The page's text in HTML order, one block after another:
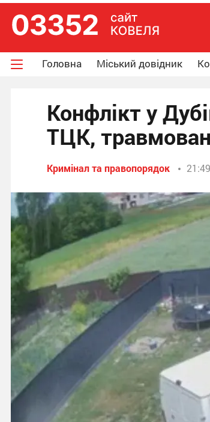
Головна Міський довідник
Конфлікт у
ТЦК,
Кримінал та правопорядок